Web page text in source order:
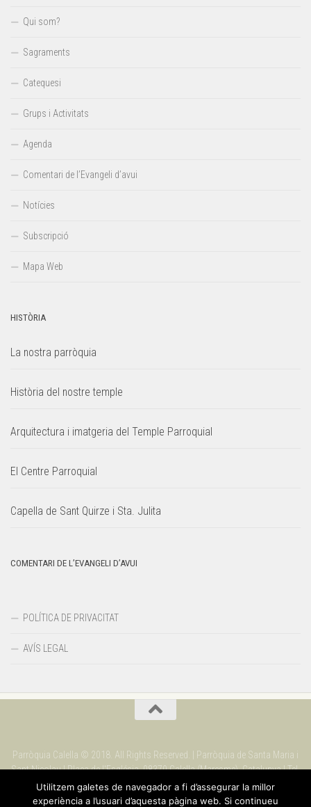
Qui som?
Sagraments
Catequesi
Grups i Activitats
Agenda
Comentari de l’Evangeli d’avui
Notícies
Subscripció
Mapa Web
HISTÒRIA
La nostra parròquia
Història del nostre temple
Arquitectura i imatgeria del Temple Parroquial
El Centre Parroquial
Capella de Sant Quirze i Sta. Julita
COMENTARI DE L’EVANGELI D’AVUI
POLÍTICA DE PRIVACITAT
AVÍS LEGAL
Parròquia Calella © 2018. All Rights Reserved. | Parròquia de Santa Maria i
Sant Nicolau | Plaça de l'Església. 08370 Calella (Maresme). Catalunya | Tel.
937 69 09 90
Utilitzem galetes de navegador a fi d’assegurar la millor
experiència a l’usuari d’aquesta pàgina web. Si continueu